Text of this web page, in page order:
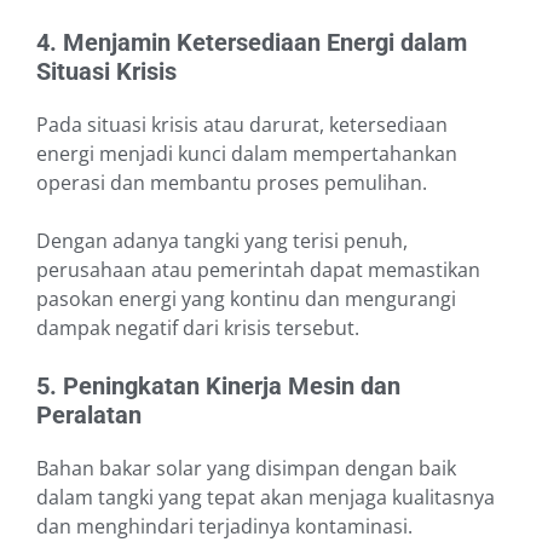
4. Menjamin Ketersediaan Energi dalam
Situasi Krisis
Pada situasi krisis atau darurat, ketersediaan
energi menjadi kunci dalam mempertahankan
operasi dan membantu proses pemulihan.
Dengan adanya tangki yang terisi penuh,
perusahaan atau pemerintah dapat memastikan
pasokan energi yang kontinu dan mengurangi
dampak negatif dari krisis tersebut.
5. Peningkatan Kinerja Mesin dan
Peralatan
Bahan bakar solar yang disimpan dengan baik
dalam tangki yang tepat akan menjaga kualitasnya
dan menghindari terjadinya kontaminasi.